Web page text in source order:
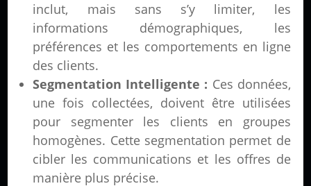
inclut, mais sans s’y limiter, les
informations démographiques, les
préférences et les comportements en ligne
des clients.
Segmentation Intelligente : Ces données,
une fois collectées, doivent être utilisées
pour segmenter les clients en groupes
homogènes. Cette segmentation permet de
cibler les communications et les offres de
manière plus précise.